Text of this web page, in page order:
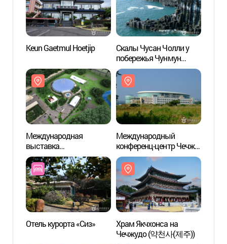
Keun Gaetmul Hoetjip
Скалы Чусан Чолли у
побережья Чунмун
Дэпхо
Международная
выставка
электромобилей
(국제전기자동차엑스포)
Международный
конференц-центр Чечжу
(제주국제컨벤션센터)
Отель курорта «Сиз»
Храм Якчхонса на
Чечжудо (약천사(제주))